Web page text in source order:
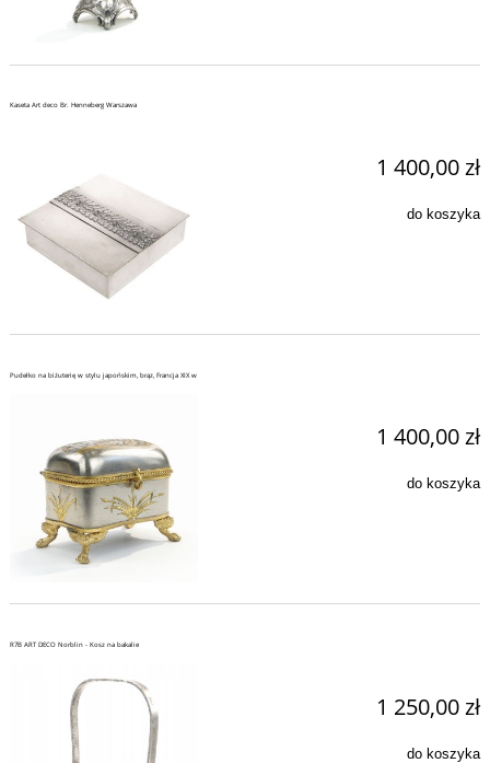
Kaseta Art deco Br. Henneberg Warszawa
1 400,00 zł
do koszyka
Pudełko na biżuterię w stylu japońskim, brąz, Francja XIX w
1 400,00 zł
do koszyka
R7B ART DECO Norblin - Kosz na bakalie
1 250,00 zł
do koszyka